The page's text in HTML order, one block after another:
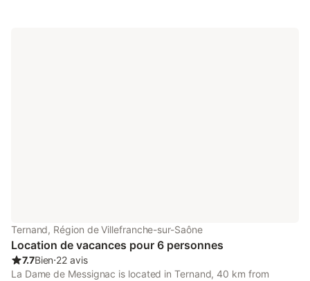
Ternand, Région de Villefranche-sur-Saône
Location de vacances pour 6 personnes
7.7Bien⋅22 avis
La Dame de Messignac is located in Ternand, 40 km from